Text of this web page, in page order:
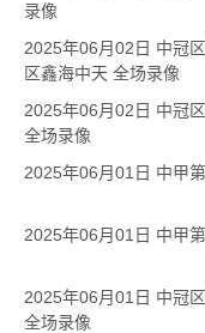
录像
2025年06月02日 中冠
区鑫海中天 全场录像
2025年06月02日 中冠
全场录像
2025年06月01日 中甲
2025年06月01日 中甲
2025年06月01日 中冠
全场录像